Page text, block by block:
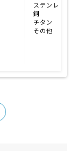
ステンレス
銅
チタン
その他